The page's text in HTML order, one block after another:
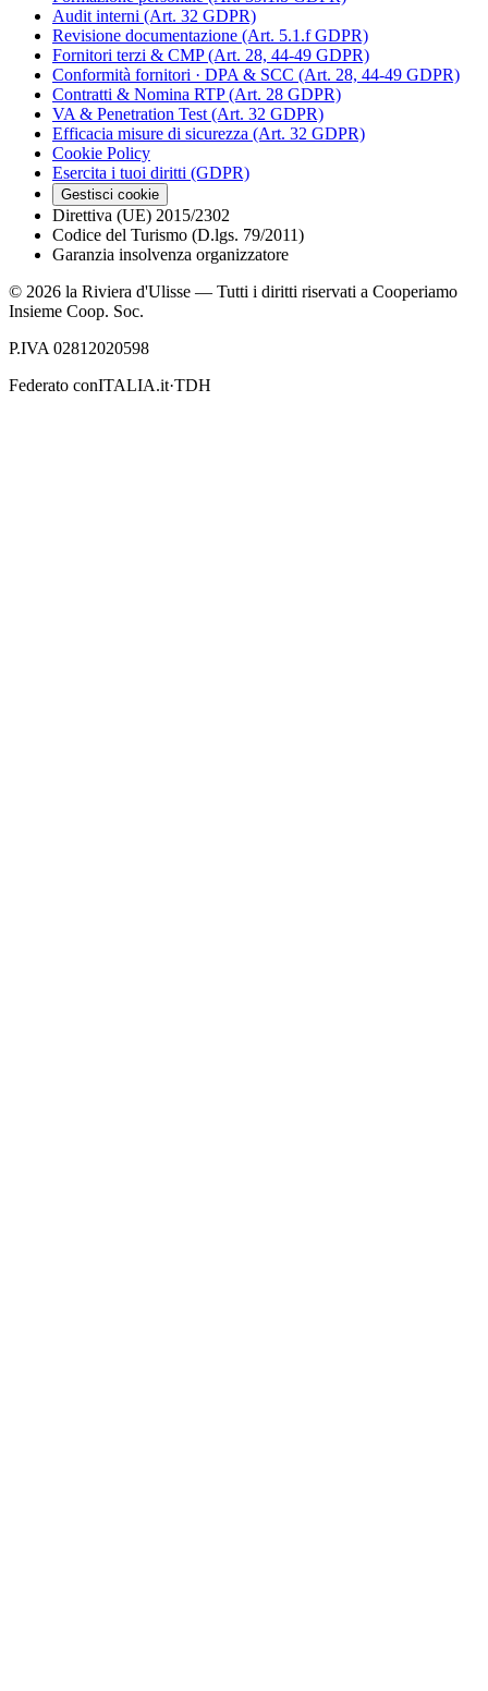
Audit interni (Art. 32 GDPR)
Revisione documentazione (Art. 5.1.f GDPR)
Fornitori terzi & CMP (Art. 28, 44-49 GDPR)
Conformità fornitori · DPA & SCC (Art. 28, 44-49 GDPR)
Contratti & Nomina RTP (Art. 28 GDPR)
VA & Penetration Test (Art. 32 GDPR)
Efficacia misure di sicurezza (Art. 32 GDPR)
Cookie Policy
Esercita i tuoi diritti (GDPR)
Gestisci cookie
Direttiva (UE) 2015/2302
Codice del Turismo (D.lgs. 79/2011)
Garanzia insolvenza organizzatore
© 2026 la Riviera d'Ulisse — Tutti i diritti riservati a Cooperiamo
Insieme Coop. Soc.
P.IVA 02812020598
Federato conITALIA.it·TDH